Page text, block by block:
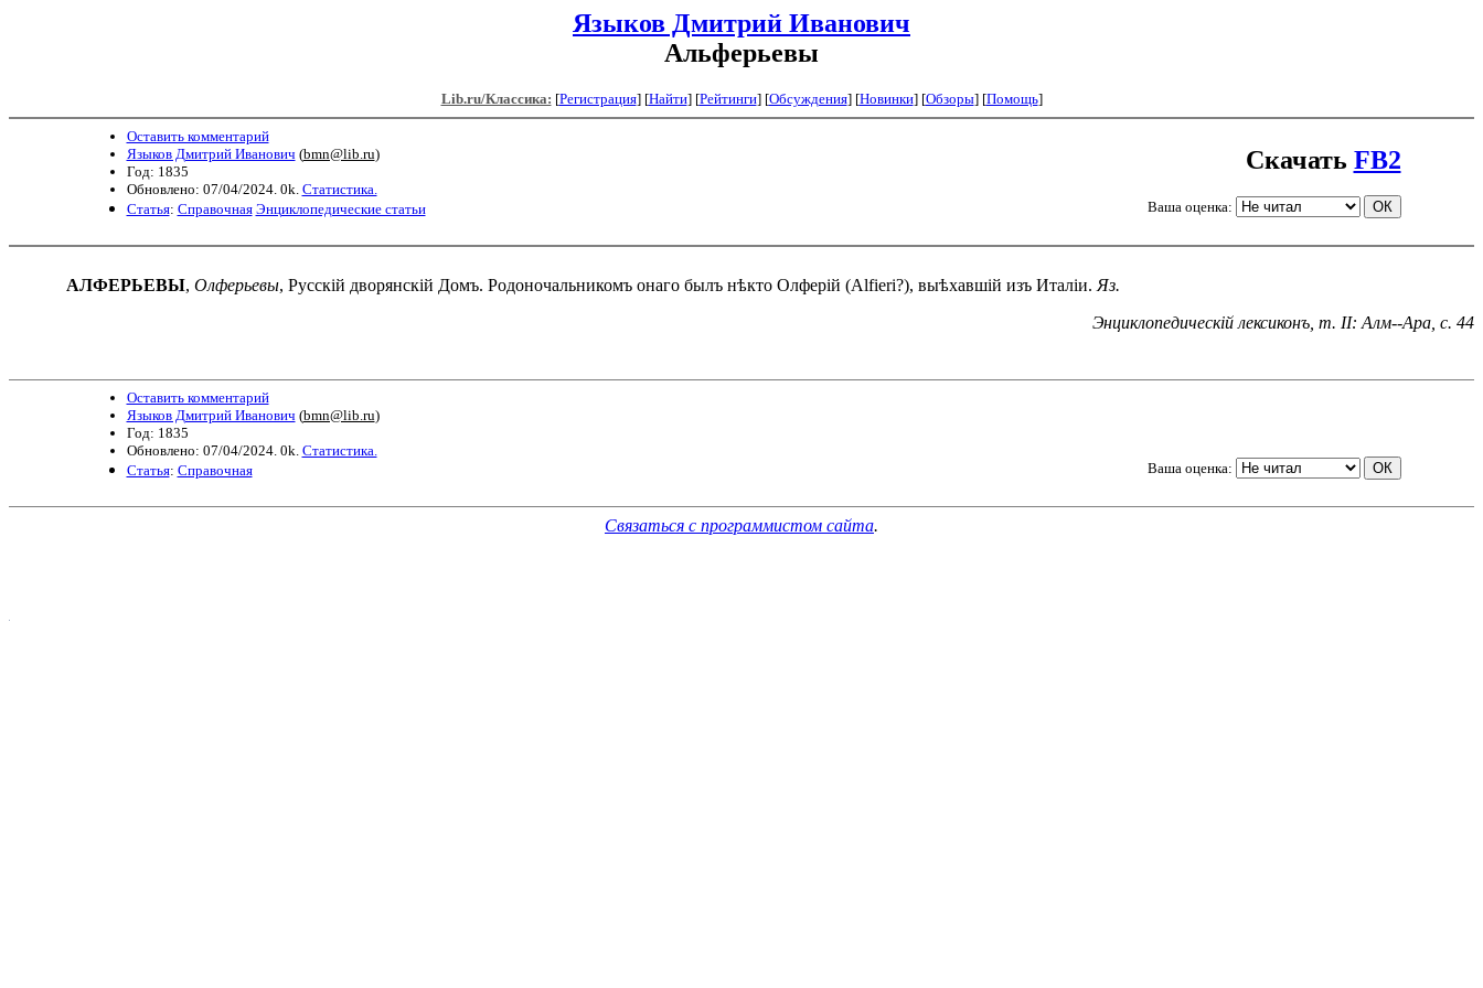
Языков Дмитрий Иванович
Альферьевы
Lib.ru/Классика: [Регистрация] [Найти] [Рейтинги] [Обсуждения] [Новинки] [Обзоры] [Помощь]
Оставить комментарий
Языков Дмитрий Иванович (bmn@lib.ru)
Год: 1835
Обновлено: 07/04/2024. 0k. Статистика.
Статья: Справочная Энциклопедические статьи
Скачать FB2
Ваша оценка:
АЛФЕРЬЕВЫ, Олферьевы, Русскій дворянскій Домъ. Родоночальникомъ онаго былъ нѣкто Олферій (Alfieri?), выѣхавшій изъ Италіи. Яз.
Энциклопедическій лексиконъ, т. II: Алм--Ара, с. 44
Оставить комментарий
Языков Дмитрий Иванович (bmn@lib.ru)
Год: 1835
Обновлено: 07/04/2024. 0k. Статистика.
Статья: Справочная Ваша оценка:
Связаться с программистом сайта.